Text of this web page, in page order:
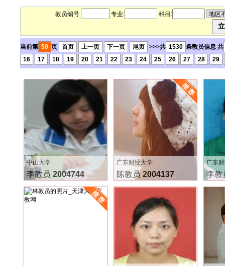
教员编号 专业: 科目:
当前第 50 页 首页 上一页 下一页 尾页 >>>共 1530 条教员信息 共
16
17 18 19 20 21 22 23 24 25 26 27 28 29
中山大学
李教员 2004744
广东财经大学
陈教员 2004137
广东
李